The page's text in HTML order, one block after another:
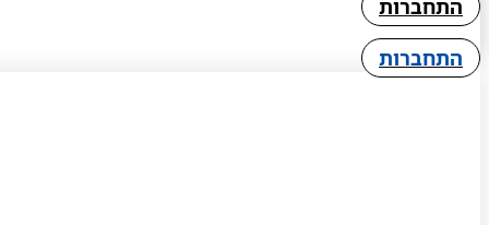
התחברות
התחברות